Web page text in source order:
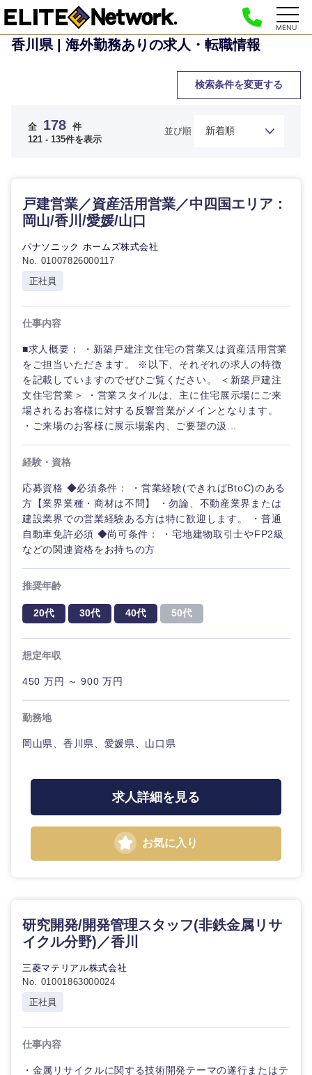
MENU
香川県 | 海外勤務ありの求人・転職情報
検索条件を変更する
ご希望の職種を選択してください
画・事業
管理
SCM
ティブ
タント
専門職
技術職
（IT）、
Webサー
事業企画・事業開発
M&A・事業投資
経営企画
政策渉外
ご希望の職種を選択してください
経営ボード
SCM
人事
マーケティング
営業
サービス
専門職
金融専門職
ご希望の業界を選択してください
エネルギー・資源・環境
自動車・機械・船舶
電気・電子・半導体
素材・化学・金属
メディカル・ヘルスケア・ライフサイエンス
倉庫・運輸・物流
ご希望の勤務地を選択してください
北海道 青森県
秋田県
ご希望条件を入力ください
希望年収
フリーワード
こだわり条件を入力ください
急募 第二新卒
スタートアップ企
英語を活かす
全 178 件
121 - 135件を表示
並び順
戸建営業／資産活用営業／中四国エリア：
岡山/香川/愛媛/山口
パナソニック ホームズ株式会社
No. 01007826000117
正社員
仕事内容
■求人概要： ・新築戸建注文住宅の営業又は資産活用営業
をご担当いただきます。 ※以下、それぞれの求人の特徴
を記載していますのでぜひご覧ください。 ＜新築戸建注
文住宅営業＞ ・営業スタイルは、主に住宅展示場にご来
場されるお客様に対する反響営業がメインとなります。
・ご来場のお客様に展示場案内、ご要望の汲...
経験・資格
応募資格 ◆必須条件： ・営業経験(できればBtoC)のある
方【業界業種・商材は不問】 ・勿論、不動産業界または
建設業界での営業経験ある方は特に歓迎します。 ・普通
自動車免許必須 ◆尚可条件： ・宅地建物取引士やFP2級
などの関連資格をお持ちの方
推奨年齢
20代 30代 40代 50代
想定年収
450 万円 ～ 900 万円
勤務地
岡山県、香川県、愛媛県、山口県
求人詳細を見る
お気に入り
研究開発/開発管理スタッフ(非鉄金属リサ
イクル分野)／香川
三菱マテリアル株式会社
No. 01001863000024
正社員
仕事内容
・金属リサイクルに関する技術開発テーマの遂行またはテ